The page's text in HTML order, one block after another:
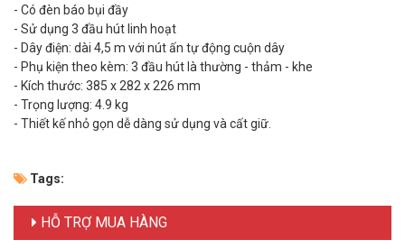
- Có đèn báo bụi đầy
- Sử dụng 3 đầu hút linh hoạt
- Dây điện: dài 4,5 m với nút ấn tự động cuộn dây
- Phụ kiện theo kèm: 3 đầu hút là thường - thảm - khe
- Kích thước: 385 x 282 x 226 mm
- Trọng lượng: 4.9 kg
- Thiết kế nhỏ gọn dễ dàng sử dụng và cất giữ.
Tags:
HỖ TRỢ MUA HÀNG